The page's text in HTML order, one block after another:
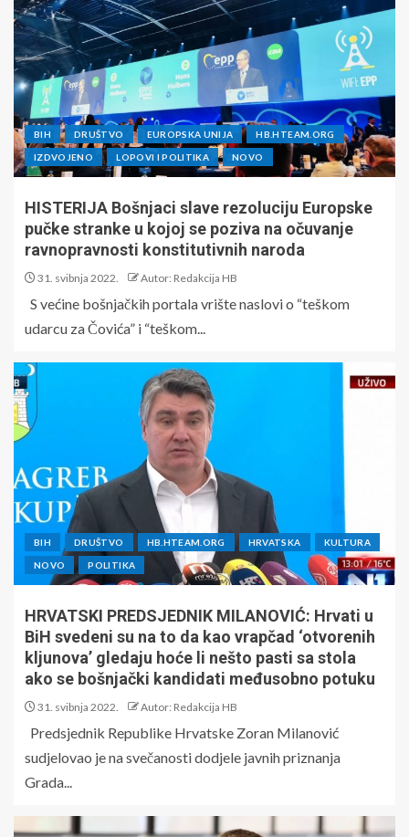
BIH DRUŠTVO EUROPSKA UNIJA HB.HTEAM.ORG
IZDVOJENO LOPOVI I POLITIKA NOVO
HISTERIJA Bošnjaci slave rezoluciju Europske
pučke stranke u kojoj se poziva na očuvanje
ravnopravnosti konstitutivnih naroda
31. svibnja 2022. Autor: Redakcija HB
S većine bošnjačkih portala vrište naslovi o “teškom
udarcu za Čovića” i “teškom...
BIH DRUŠTVO HB.HTEAM.ORG HRVATSKA KULTURA
NOVO POLITIKA
HRVATSKI PREDSJEDNIK MILANOVIĆ: Hrvati u
BiH svedeni su na to da kao vrapčad ‘otvorenih
kljunova’ gledaju hoće li nešto pasti sa stola
ako se bošnjački kandidati međusobno potuku
31. svibnja 2022. Autor: Redakcija HB
Predsjednik Republike Hrvatske Zoran Milanović
sudjelovao je na svečanosti dodjele javnih priznanja
Grada...